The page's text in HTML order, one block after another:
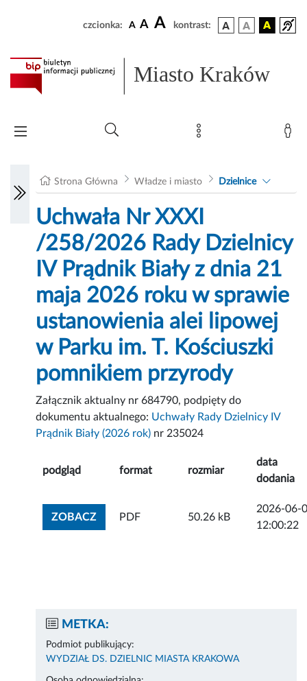
czcionka: A A A kontrast:
Miasto Kraków
Strona Główna Władze i miasto Dzielnice
Uchwała Nr XXXI
/258/2026 Rady Dzielnicy
IV Prądnik Biały z dnia 21
maja 2026 roku w sprawie
ustanowienia alei lipowej
w Parku im. T. Kościuszki
pomnikiem przyrody
Załącznik aktualny nr 684790, podpięty do
dokumentu aktualnego: Uchwały Rady Dzielnicy IV
Prądnik Biały (2026 rok) nr 235024
podgląd format rozmiar
data
dodania
ZOBACZZOBACZ ZAŁĄCZNIK
PDF 50.26 kB
2026-06-
12:00:22
METKA:
Podmiot publikujący:
WYDZIAŁ DS. DZIELNIC MIASTA KRAKOWA